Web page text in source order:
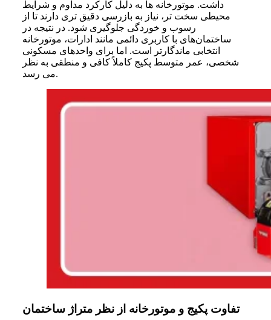
داشت. موتورخانه ها به دلیل کارکرد مداوم و شرایط
محیطی سخت تر، نیاز به بازرسی دقیق تری دارند تا از
رسوب و خوردگی جلوگیری شود. در نتیجه در
ساختمان‌های با کاربری دائمی مانند ادارات، موتورخانه
انتخابی ماندگارتر است. اما برای واحدهای مسکونی
شخصی، عمر متوسط پکیج کاملاً کافی و منطقی به نظر
می‌ رسد.
تفاوت پکیج و موتورخانه از نظر متراژ ساختمان